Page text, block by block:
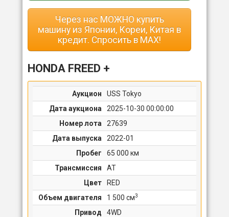
Через нас МОЖНО купить
машину из Японии, Кореи, Китая в
кредит. Спросить в MAX!
HONDA FREED +
Аукцион
USS Tokyo
Дата аукциона
2025-10-30 00:00:00
Номер лота
27639
Дата выпуска
2022-01
Пробег
65 000 км
Трансмиссия
AT
Цвет
RED
Объем двигателя
1 500 cм3
Привод
4WD